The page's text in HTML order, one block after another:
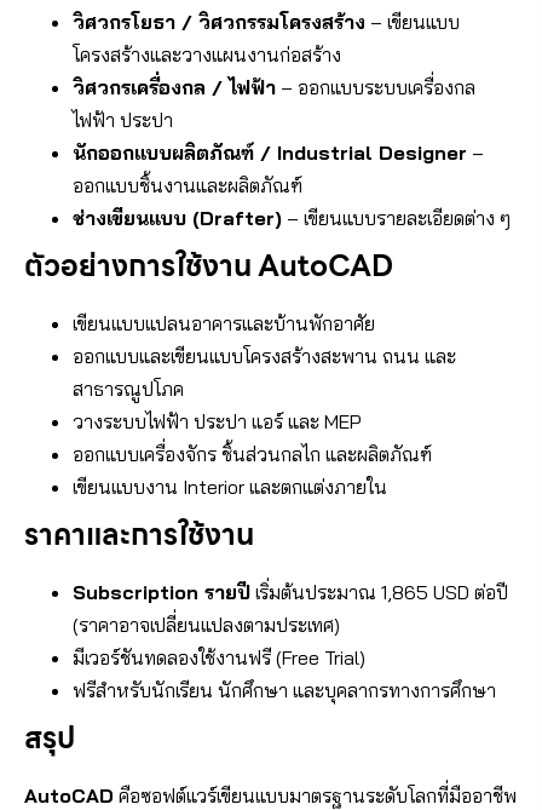
วิศวกรโยธา / วิศวกรรมโครงสร้าง – เขียนแบบ
โครงสร้างและวางแผนงานก่อสร้าง
วิศวกรเครื่องกล / ไฟฟ้า – ออกแบบระบบเครื่องกล
ไฟฟ้า ประปา
นักออกแบบผลิตภัณฑ์ / Industrial Designer –
ออกแบบชิ้นงานและผลิตภัณฑ์
ช่างเขียนแบบ (Drafter) – เขียนแบบรายละเอียดต่าง ๆ
ตัวอย่างการใช้งาน AutoCAD
เขียนแบบแปลนอาคารและบ้านพักอาศัย
ออกแบบและเขียนแบบโครงสร้างสะพาน ถนน และ
สาธารณูปโภค
วางระบบไฟฟ้า ประปา แอร์ และ MEP
ออกแบบเครื่องจักร ชิ้นส่วนกลไก และผลิตภัณฑ์
เขียนแบบงาน Interior และตกแต่งภายใน
ราคาและการใช้งาน
Subscription รายปี เริ่มต้นประมาณ 1,865 USD ต่อปี
(ราคาอาจเปลี่ยนแปลงตามประเทศ)
มีเวอร์ชันทดลองใช้งานฟรี (Free Trial)
ฟรีสำหรับนักเรียน นักศึกษา และบุคลากรทางการศึกษา
สรุป
AutoCAD คือซอฟต์แวร์เขียนแบบมาตรฐานระดับโลกที่มืออาชีพ